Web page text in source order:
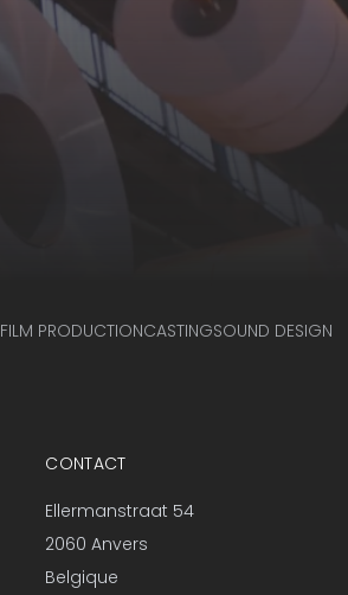
FILM PRODUCTIONCASTINGSOUND DESIGN
CONTACT
Ellermanstraat 54
2060 Anvers
Belgique